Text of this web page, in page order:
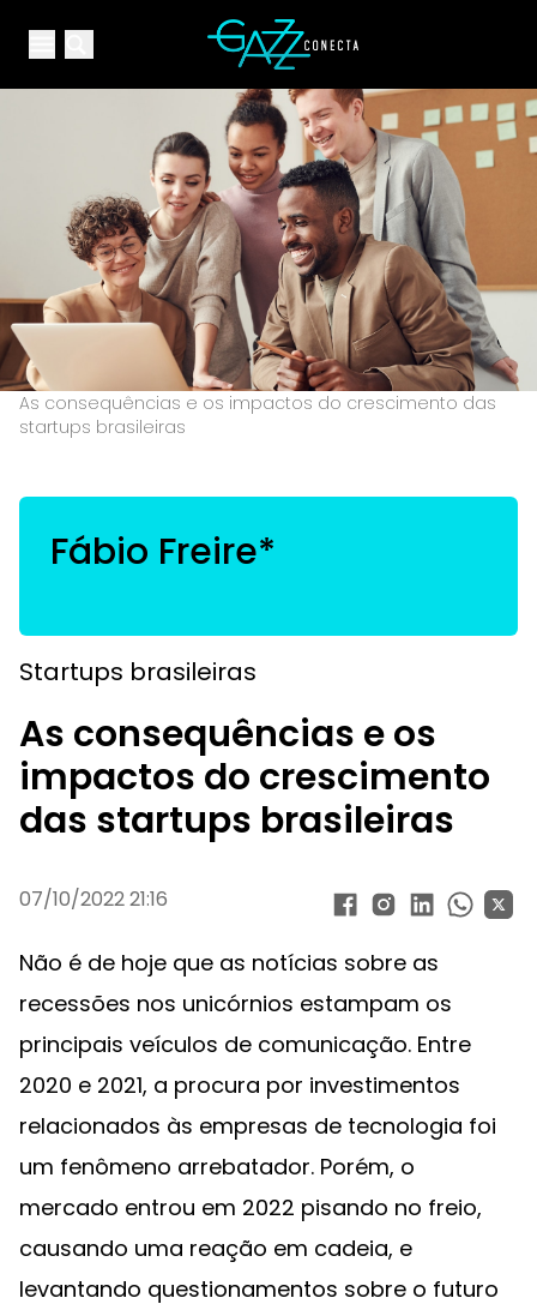
Open main menuYour Company
As consequências e os impactos do crescimento das
startups brasileiras
Fábio Freire*
Startups brasileiras
As consequências e os
impactos do crescimento
das startups brasileiras
07/10/2022 21:16
Não é de hoje que as notícias sobre as
recessões nos unicórnios estampam os
principais veículos de comunicação. Entre
2020 e 2021, a procura por investimentos
relacionados às empresas de tecnologia foi
um fenômeno arrebatador. Porém, o
mercado entrou em 2022 pisando no freio,
causando uma reação em cadeia, e
levantando questionamentos sobre o futuro